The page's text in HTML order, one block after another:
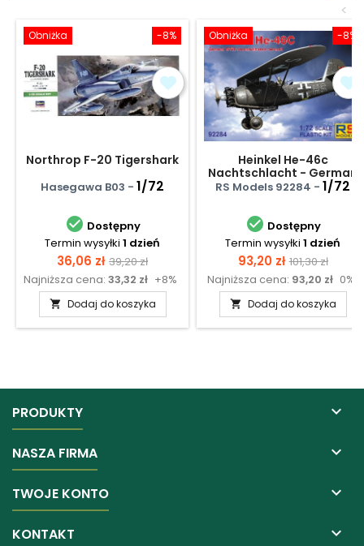
<
-8%
Obniżka
Northrop F-20 Tigershark
Hasegawa B03 - 1/72
 Dostępny
Termin wysyłki 1 dzień
Cena
36,06 zł Cena
podstawowa
39,20 zł
Najniższa cena: 33,32 zł +8%
 Dodaj do koszyka
-8%
Obniżka
Heinkel He-46c
Nachtschlacht - German
Wwii Reconnaissance
RS Models 92284 - 1/72
 Dostępny
Termin wysyłki 1 dzień
Cena
93,20 zł Cena
101,30 zł
Najniższa cena: 93,20 zł 0%
 Dodaj do koszyka
PRODUKTY 
NASZA FIRMA 
TWOJE KONTO 
KONTAKT 